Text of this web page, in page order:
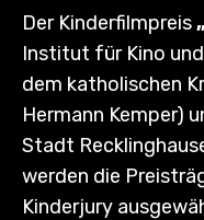
Der Kinderfilmpreis
Institut für Kino
dem katholischen
Hermann Kemper)
Stadt
werden die
Kinderjury